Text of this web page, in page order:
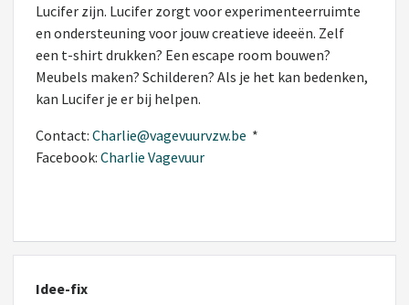
Lucifer zijn. Lucifer zorgt voor experimenteerruimte
en ondersteuning voor jouw creatieve ideeën. Zelf
een t-shirt drukken? Een escape room bouwen?
Meubels maken? Schilderen? Als je het kan bedenken,
kan Lucifer je er bij helpen.
Contact: Charlie@vagevuurvzw.be *
Facebook: Charlie Vagevuur
Idee-fix